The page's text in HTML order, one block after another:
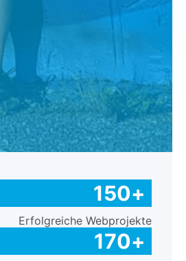
150+
Erfolgreiche Webprojekte
170+